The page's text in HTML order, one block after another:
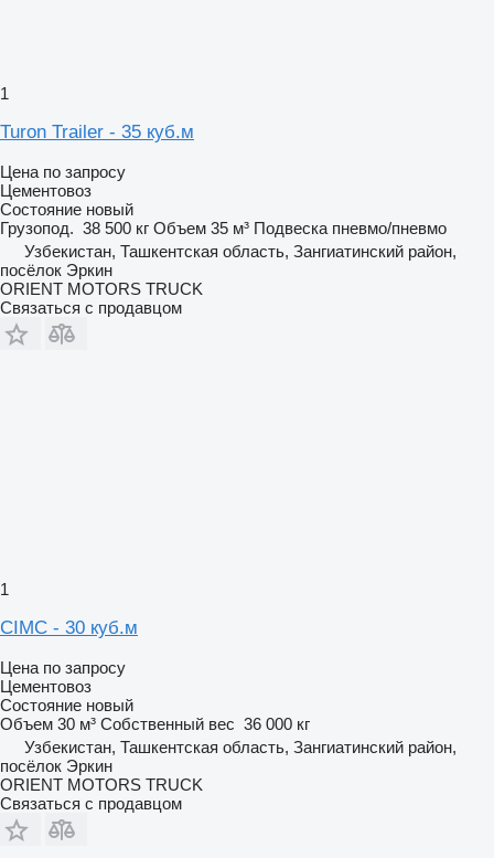
1
Turon Trailer - 35 куб.м
Цена по запросу
Цементовоз
Состояние новый
Грузопод. 38 500 кг Объем 35 м³ Подвеска пневмо/пневмо
Узбекистан, Ташкентская область, Зангиатинский район,
посёлок Эркин
ORIENT MOTORS TRUCK
Связаться с продавцом
1
CIMC - 30 куб.м
Цена по запросу
Цементовоз
Состояние новый
Объем 30 м³ Собственный вес 36 000 кг
Узбекистан, Ташкентская область, Зангиатинский район,
посёлок Эркин
ORIENT MOTORS TRUCK
Связаться с продавцом